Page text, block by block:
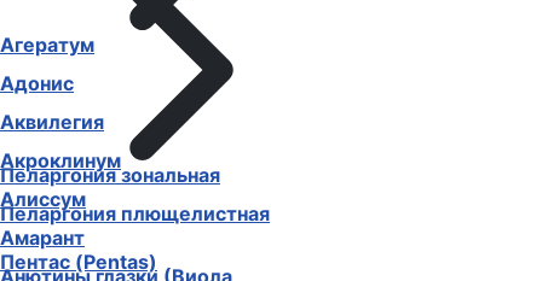
Пеларгония зональная
Пеларгония плющелистная
Пентас (Pentas)
Агератум
Адонис
Аквилегия
Акроклинум
Алиссум